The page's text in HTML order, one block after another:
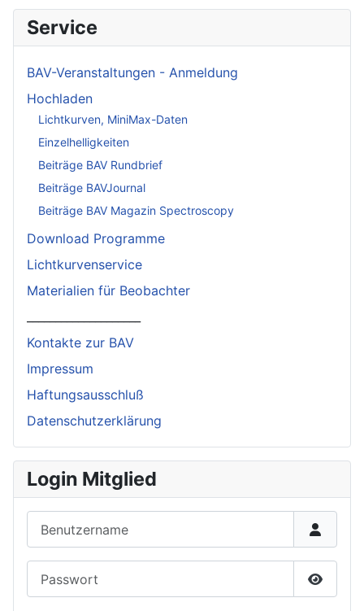
Service
BAV-Veranstaltungen - Anmeldung
Hochladen
Lichtkurven, MiniMax-Daten
Einzelhelligkeiten
Beiträge BAV Rundbrief
Beiträge BAVJournal
Beiträge BAV Magazin Spectroscopy
Download Programme
Lichtkurvenservice
Materialien für Beobachter
Kontakte zur BAV
Impressum
Haftungsausschluß
Datenschutzerklärung
Login Mitglied